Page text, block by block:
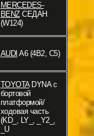
MERCEDES-
BENZСЕДАН
(W124)
AUDI A6 (4B2, C5)
TOYOTADYNA c
бортовой
платформой/
ходовая часть
(KD_, LY_, _Y2_,
_U